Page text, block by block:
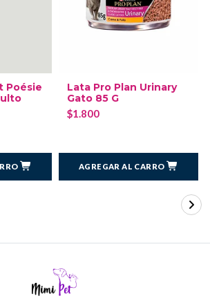
Poésie
Lata Pro Plan Urinary
Gato 85 G
$1.800
AGREGAR AL CARRO